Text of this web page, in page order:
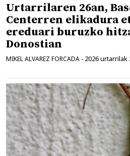
Urtarrilaren 26an,
Centerren elikadura
ereduari buruzko
Donostian
MIKEL ALVAREZ FORCADA - 2026 urtarrilak